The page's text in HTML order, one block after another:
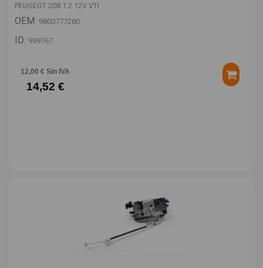
PEUGEOT 208 1.2 12V VTI
OEM: 9800777280
ID: 999767
12,00 € Sin IVA
14,52 €